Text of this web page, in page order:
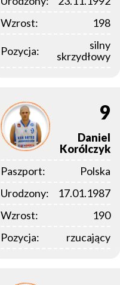
Wzrost:
198
Pozycja:
silny
skrzydłowy
9
Daniel
Korólczyk
Paszport:
Polska
Urodzony:
17.01.1987
Wzrost:
190
Pozycja:
rzucający